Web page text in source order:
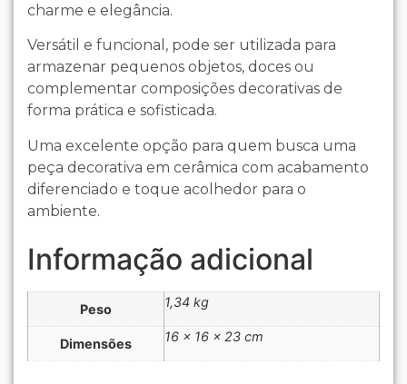
charme e elegância.
Versátil e funcional, pode ser utilizada para
armazenar pequenos objetos, doces ou
complementar composições decorativas de
forma prática e sofisticada.
Uma excelente opção para quem busca uma
peça decorativa em cerâmica com acabamento
diferenciado e toque acolhedor para o
ambiente.
Informação adicional
Peso 1,34 kg
Dimensões 16 × 16 × 23 cm